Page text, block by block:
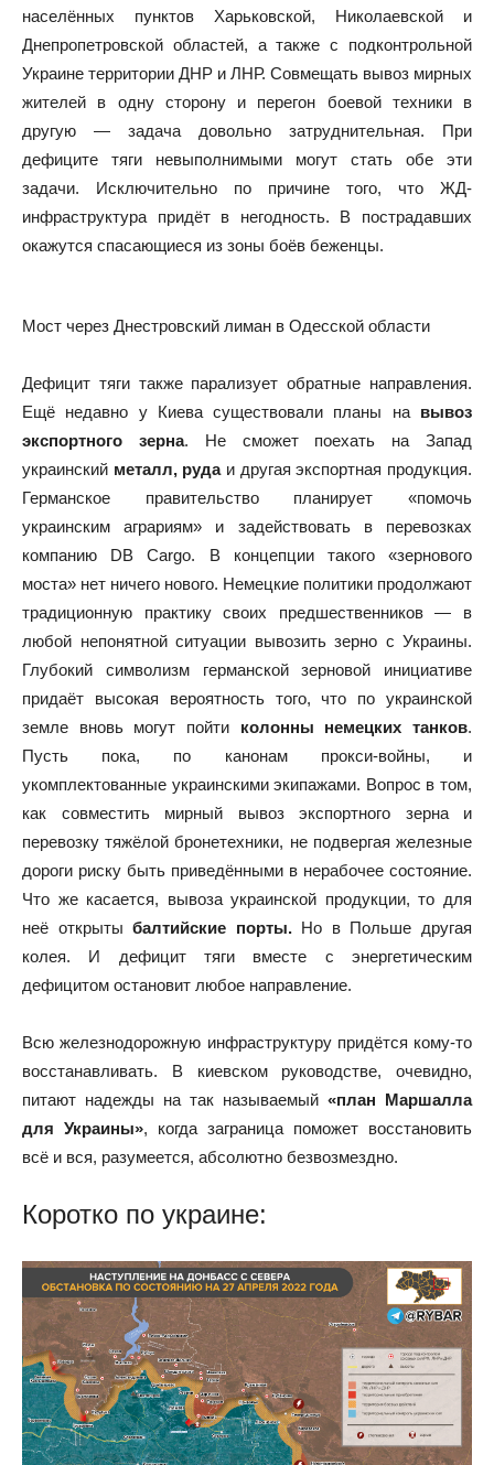
населённых пунктов Харьковской, Николаевской и
Днепропетровской областей, а также с подконтрольной
Украине территории ДНР и ЛНР. Совмещать вывоз мирных
жителей в одну сторону и перегон боевой техники в
другую — задача довольно затруднительная. При
дефиците тяги невыполнимыми могут стать обе эти
задачи. Исключительно по причине того, что ЖД-
инфраструктура придёт в негодность. В пострадавших
окажутся спасающиеся из зоны боёв беженцы.
Мост через Днестровский лиман в Одесской области
Дефицит тяги также парализует обратные направления.
Ещё недавно у Киева существовали планы на вывоз
экспортного зерна. Не сможет поехать на Запад
украинский металл, рудаи другая экспортная продукция.
Германское правительство планирует «помочь
украинским аграриям» и задействовать в перевозках
компанию DB Cargo. В концепции такого «зернового
моста» нет ничего нового. Немецкие политики продолжают
традиционную практику своих предшественников — в
любой непонятной ситуации вывозить зерно с Украины.
Глубокий символизм германской зерновой инициативе
придаёт высокая вероятность того, что по украинской
земле вновь могут пойти колонны немецких танков.
Пусть пока, по канонам прокси-войны, и
укомплектованные украинскими экипажами. Вопрос в том,
как совместить мирный вывоз экспортного зерна и
перевозку тяжёлой бронетехники, не подвергая железные
дороги риску быть приведёнными в нерабочее состояние.
Что же касается, вывоза украинской продукции, то для
неё открытыбалтийские порты.Но в Польше другая
колея. И дефицит тяги вместе с энергетическим
дефицитом остановит любое направление.
Всю железнодорожную инфраструктуру придётся кому-то
восстанавливать. В киевском руководстве, очевидно,
питают надежды на так называемый «план Маршалла
для Украины», когда заграница поможет восстановить
всё и вся, разумеется, абсолютно безвозмездно.
Коротко по украине: